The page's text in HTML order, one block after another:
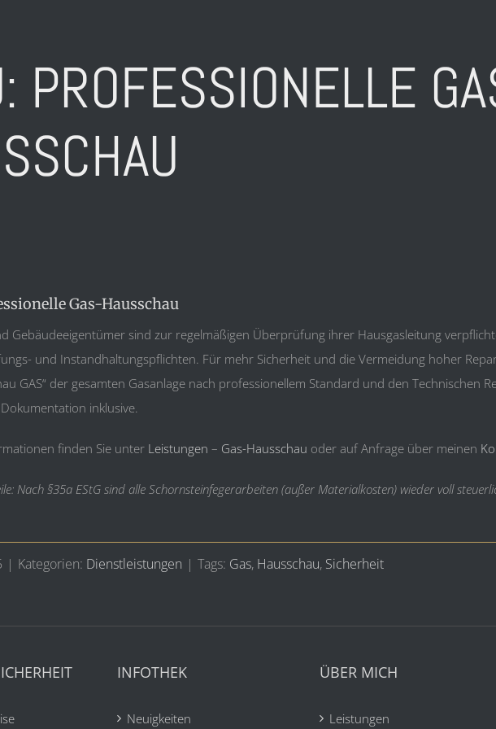
PROFESSIONELLE
Gas-Hausschau
Gebäudeeigentümer sind zur regelmäßigen Überprüfung ihrer Hausgasleitung
und Instandhaltungspflichten. Für mehr Sicherheit und die Vermeidung hoher
GAS“ der gesamten Gasanlage nach professionellem Standard und den Technischen
inklusive.
finden Sie unter Leistungen – Gas-Hausschau oder auf Anfrage über meinen
Nach §35a EStG sind alle Schornsteinfegerarbeiten (außer Materialkosten) wieder voll
| Kategorien: Dienstleistungen | Tags: Gas, Hausschau, Sicherheit
INFOTHEK
Neuigkeiten
ÜBER MICH
Leistungen